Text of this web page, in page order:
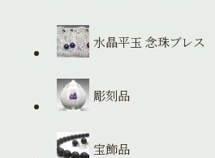
水晶平玉 念珠ブレス
彫刻品
宝飾品